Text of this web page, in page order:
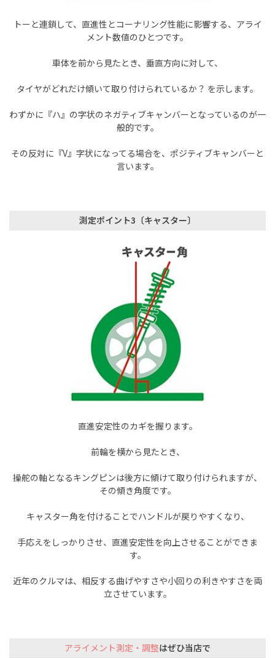
トーと連鎖して、直進性とコーナリング性能に影響する、アライ
メント数値のひとつです。
車体を前から見たとき、垂直方向に対して、
タイヤがどれだけ傾いて取り付けられているか？ を示します。
わずかに『ハ』の字状のネガティブキャンバーとなっているのが一
般的です。
その反対に『V』字状になってる場合を、ポジティブキャンバーと
言います。
測定ポイント3〔キャスター〕
直進安定性のカギを握ります。
前輪を横から見たとき、
操舵の軸となるキングピンは後方に傾けて取り付けられますが、
その傾き角度です。
キャスター角を付けることでハンドルが戻りやすくなり、
手応えをしっかりさせ、直進安定性を向上させることができま
す。
近年のクルマは、相反する曲げやすさや小回りの利きやすさを両
立させています。
アライメント測定・調整はぜひ当店で